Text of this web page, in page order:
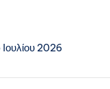
2026